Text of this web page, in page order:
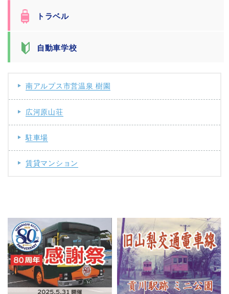
トラベル
自動車学校
南アルプス市営温泉 樹園
広河原山荘
駐車場
賃貸マンション